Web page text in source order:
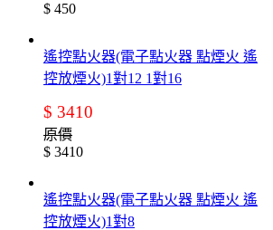
$ 450
遙控點火器(電子點火器 點煙火 遙
控放煙火)1對12 1對16
$ 3410
原價
$ 3410
遙控點火器(電子點火器 點煙火 遙
控放煙火)1對8